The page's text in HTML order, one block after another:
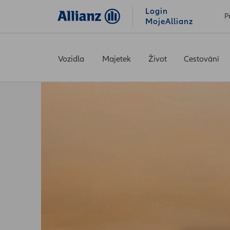
Login
MojeAllianz
Vozidla Majetek Život Cestování